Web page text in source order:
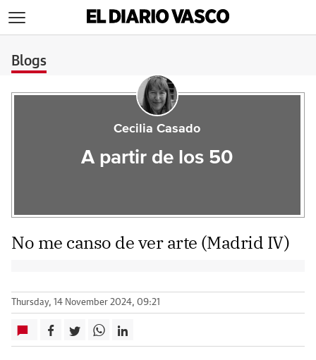
Blogs
Cecilia Casado
A partir de los 50
No me canso de ver arte (Madrid IV)
Thursday, 14 November 2024, 09:21